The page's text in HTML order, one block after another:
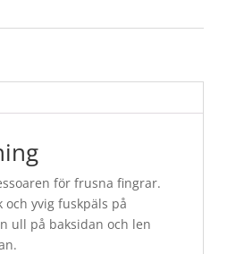
för frusna fingrar.
yvig fuskpäls på
ull på baksidan och len